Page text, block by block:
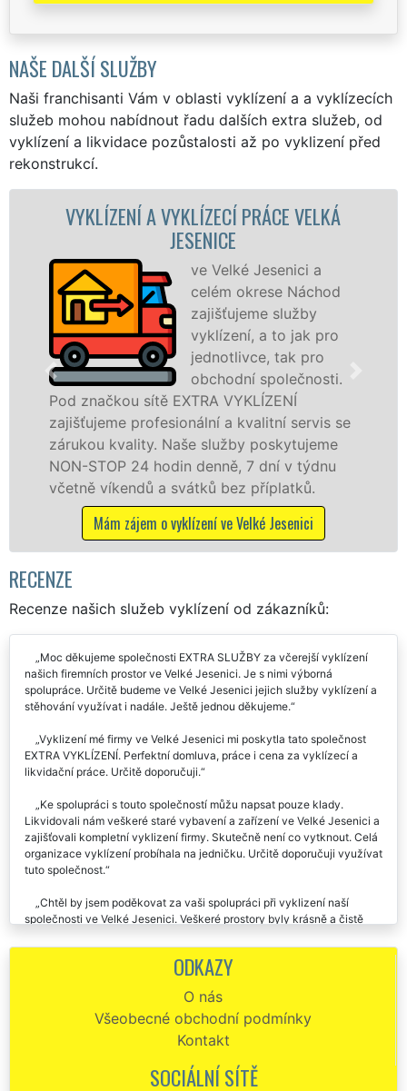
NAŠE DALŠÍ SLUŽBY
Naši franchisanti Vám v oblasti vyklízení a a vyklízecích
služeb mohou nabídnout řadu dalších extra služeb, od
vyklízení a likvidace pozůstalosti až po vyklizení před
rekonstrukcí.
VYKLÍZENÍ A VYKLÍZECÍ PRÁCE VELKÁ
JESENICE
ve Velké Jesenici a
celém okrese Náchod
zajišťujeme služby
vyklízení, a to jak pro
jednotlivce, tak pro
obchodní společnosti.
značkou sítě EXTRA VYKLÍZENÍ
profesionální a kvalitní servis se
kvality. Naše služby poskytujeme
STOP 24 hodin denně, 7 dní v týdnu
víkendů a svátků bez příplatků.
Mám zájem o vyklízení ve Velké Jesenici
RECENZE
Recenze našich služeb vyklízení od zákazníků:
Moc děkujeme společnosti EXTRA SLUŽBY za včerejší vyklízení
našich firemních prostor ve Velké Jesenici. Je s nimi výborná
spolupráce. Určitě budeme ve Velké Jesenici jejich služby vyklízení a
stěhování využívat i nadále. Ještě jednou děkujeme.
Vyklizení mé firmy ve Velké Jesenici mi poskytla tato společnost
EXTRA VYKLÍZENÍ. Perfektní domluva, práce i cena za vyklízecí a
likvidační práce. Určitě doporučuji.
Ke spolupráci s touto společností můžu napsat pouze klady.
Likvidovali nám veškeré staré vybavení a zařízení ve Velké Jesenici a
zajišťovali kompletní vyklizení firmy. Skutečně není co vytknout. Celá
organizace vyklízení probíhala na jedničku. Určitě doporučuji využívat
tuto společnost.
Chtěl by jsem poděkovat za vaši spolupráci při vyklizení naší
společnosti ve Velké Jesenici. Veškeré prostory byly krásně a čistě
Využili jsme služeb této společnosti EXTRA VYKLÍZENÍ při zajištění
víkendu vyklizené a ekologicky zlikvidované. Od samého začátku se
s touto společností velmi dobře jednalo. Taktéž cena za služby pro nás
ODKAZY
O nás
Všeobecné obchodní podmínky
Kontakt
SOCIÁLNÍ SÍTĚ